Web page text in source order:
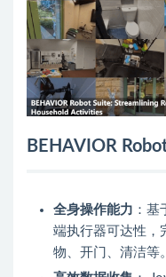
BEHAVIOR
全身操作能力 ：
端执行器可达性，
物、开门、清洁等。